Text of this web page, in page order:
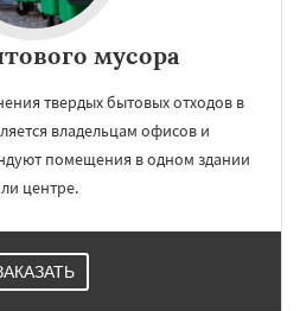
мусора
твердых бытовых отходов в
владельцам офисов и
помещения в одном здании
центре.